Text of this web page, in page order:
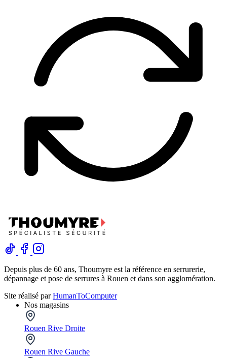
Depuis plus de 60 ans, Thoumyre est la référence en serrurerie,
dépannage et pose de serrures à Rouen et dans son agglomération.
Site réalisé parHumanToComputer
Nos magasins
Rouen Rive Droite
Rouen Rive Gauche